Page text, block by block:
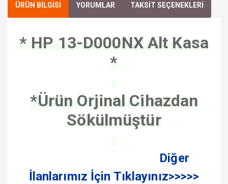
ÜRÜN BİLGİSİ YORUMLAR TAKSİT SEÇENEKLERİ
* HP 13-D000NX Alt Kasa
*
*Ürün Orjinal Cihazdan
Sökülmüştür
Diğer
İlanlarımız İçin Tıklayınız>>>>>